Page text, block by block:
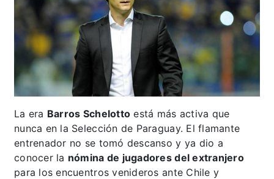
La era Barros Schelotto está más activa que
nunca en la Selección de Paraguay. El flamante
entrenador no se tomó descanso y ya dio a
conocer la nómina de jugadores del extranjero
para los encuentros venideros ante Chile y